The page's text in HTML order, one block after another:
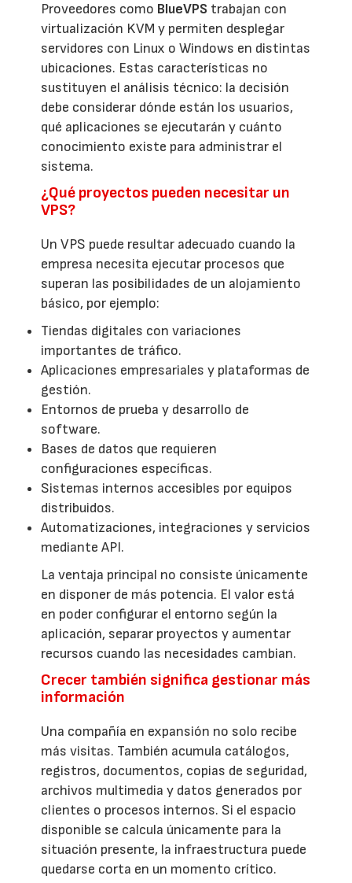
Proveedores como BlueVPS trabajan con
virtualización KVM y permiten desplegar
servidores con Linux o Windows en distintas
ubicaciones. Estas características no
sustituyen el análisis técnico: la decisión
debe considerar dónde están los usuarios,
qué aplicaciones se ejecutarán y cuánto
conocimiento existe para administrar el
sistema.
¿Qué proyectos pueden necesitar un
VPS?
Un VPS puede resultar adecuado cuando la
empresa necesita ejecutar procesos que
superan las posibilidades de un alojamiento
básico, por ejemplo:
Tiendas digitales con variaciones
importantes de tráfico.
Aplicaciones empresariales y plataformas de
gestión.
Entornos de prueba y desarrollo de
software.
Bases de datos que requieren
configuraciones específicas.
Sistemas internos accesibles por equipos
distribuidos.
Automatizaciones, integraciones y servicios
mediante API.
La ventaja principal no consiste únicamente
en disponer de más potencia. El valor está
en poder configurar el entorno según la
aplicación, separar proyectos y aumentar
recursos cuando las necesidades cambian.
Crecer también significa gestionar más
información
Una compañía en expansión no solo recibe
más visitas. También acumula catálogos,
registros, documentos, copias de seguridad,
archivos multimedia y datos generados por
clientes o procesos internos. Si el espacio
disponible se calcula únicamente para la
situación presente, la infraestructura puede
quedarse corta en un momento crítico.